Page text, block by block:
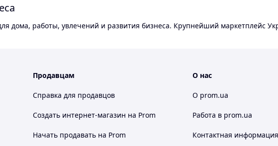
дома, работы, увлечений и развития бизнеса. Крупнейший маркетплейс
Продавцам
Справка для продавцов
Создать интернет-магазин на Prom
Начать продавать на Prom
О нас
О prom.ua
Работа в prom.ua
Контактная информация